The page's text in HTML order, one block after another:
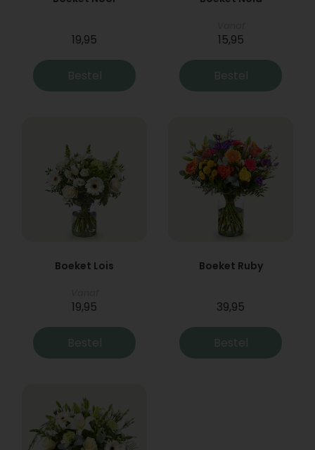
19,95
Bestel
15,95
Bestel
Boeket Lois
19,95
Bestel
Boeket Ruby
39,95
Bestel